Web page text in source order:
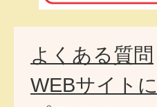
よくある質問
WEBサイト